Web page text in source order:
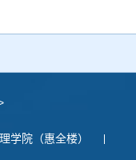
学院（惠全楼）